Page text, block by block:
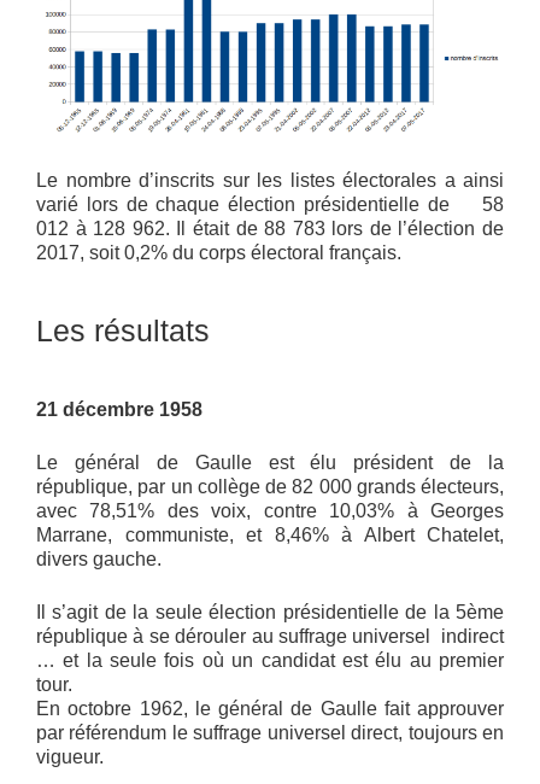
Le nombre d’inscrits sur les listes électorales a ainsi
varié lors de chaque élection présidentielle de 58
012 à 128 962. Il était de 88 783 lors de l’élection de
2017, soit 0,2% du corps électoral français.
Les résultats
21 décembre 1958
Le général de Gaulle est élu président de la
république, par un collège de 82 000 grands électeurs,
avec 78,51% des voix, contre 10,03% à Georges
Marrane, communiste, et 8,46% à Albert Chatelet,
divers gauche.
Il s’agit de la seule élection présidentielle de la 5ème
république à se dérouler au suffrage universel indirect
… et la seule fois où un candidat est élu au premier
tour.
En octobre 1962, le général de Gaulle fait approuver
par référendum le suffrage universel direct, toujours en
vigueur.